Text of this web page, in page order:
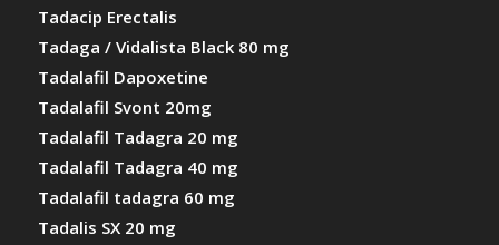
Tadacip Erectalis
Tadaga / Vidalista Black 80 mg
Tadalafil Dapoxetine
Tadalafil Svont 20mg
Tadalafil Tadagra 20 mg
Tadalafil Tadagra 40 mg
Tadalafil tadagra 60 mg
Tadalis SX 20 mg